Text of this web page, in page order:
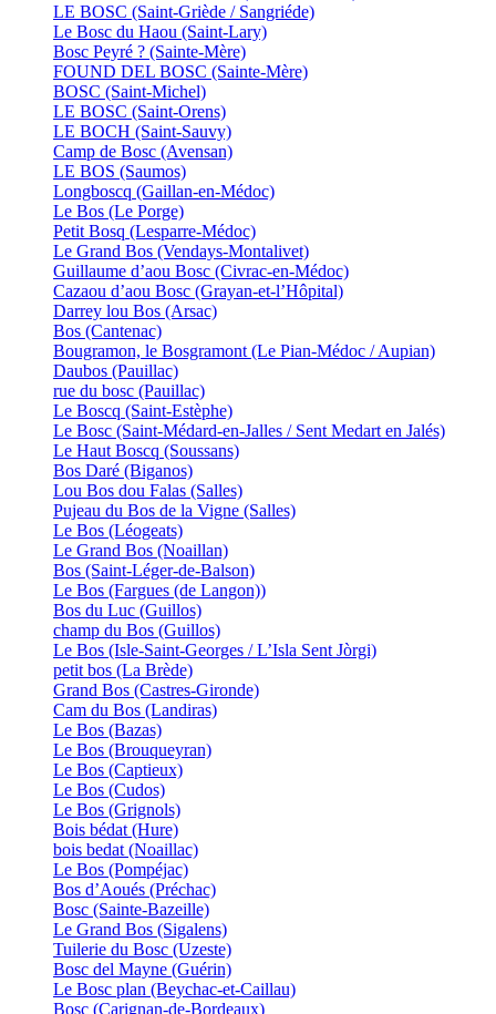
LE BOSC (Saint-Griède / Sangriéde)
Le Bosc du Haou (Saint-Lary)
Bosc Peyré ? (Sainte-Mère)
FOUND DEL BOSC (Sainte-Mère)
BOSC (Saint-Michel)
LE BOSC (Saint-Orens)
LE BOCH (Saint-Sauvy)
Camp de Bosc (Avensan)
LE BOS (Saumos)
Longboscq (Gaillan-en-Médoc)
Le Bos (Le Porge)
Petit Bosq (Lesparre-Médoc)
Le Grand Bos (Vendays-Montalivet)
Guillaume d’aou Bosc (Civrac-en-Médoc)
Cazaou d’aou Bosc (Grayan-et-l’Hôpital)
Darrey lou Bos (Arsac)
Bos (Cantenac)
Bougramon, le Bosgramont (Le Pian-Médoc / Aupian)
Daubos (Pauillac)
rue du bosc (Pauillac)
Le Boscq (Saint-Estèphe)
Le Bosc (Saint-Médard-en-Jalles / Sent Medart en Jalés)
Le Haut Boscq (Soussans)
Bos Daré (Biganos)
Lou Bos dou Falas (Salles)
Pujeau du Bos de la Vigne (Salles)
Le Bos (Léogeats)
Le Grand Bos (Noaillan)
Bos (Saint-Léger-de-Balson)
Le Bos (Fargues (de Langon))
Bos du Luc (Guillos)
champ du Bos (Guillos)
Le Bos (Isle-Saint-Georges / L’Isla Sent Jòrgi)
petit bos (La Brède)
Grand Bos (Castres-Gironde)
Cam du Bos (Landiras)
Le Bos (Bazas)
Le Bos (Brouqueyran)
Le Bos (Captieux)
Le Bos (Cudos)
Le Bos (Grignols)
Bois bédat (Hure)
bois bedat (Noaillac)
Le Bos (Pompéjac)
Bos d’Aoués (Préchac)
Bosc (Sainte-Bazeille)
Le Grand Bos (Sigalens)
Tuilerie du Bosc (Uzeste)
Bosc del Mayne (Guérin)
Le Bosc plan (Beychac-et-Caillau)
Bosc (Carignan-de-Bordeaux)